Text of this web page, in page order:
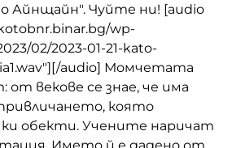
Айнщайн". Чуйте ни! [audio
wp-
02/2023-01-21-kato-
audio] Момчетата
от векове се знае, че има
привличането, която
обекти. Учените наричат
Името й е дадено от